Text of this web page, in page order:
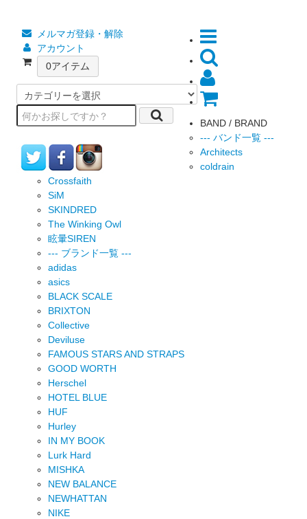
メルマガ登録・解除
アカウント
0アイテム
BAND / BRAND
--- バンド一覧 ---
Architects
coldrain
Crossfaith
SiM
SKINDRED
The Winking Owl
眩暈SIREN
--- ブランド一覧 ---
adidas
asics
BLACK SCALE
BRIXTON
Collective
Deviluse
FAMOUS STARS AND STRAPS
GOOD WORTH
Herschel
HOTEL BLUE
HUF
Hurley
IN MY BOOK
Lurk Hard
MISHKA
NEW BALANCE
NEWHATTAN
NIKE